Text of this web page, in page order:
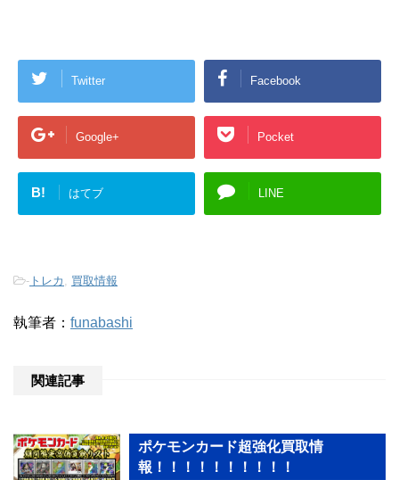
Twitter Facebook
Google+ Pocket
B! はてブ LINE
- トレカ 買取情報
執筆者： funabashi
関連記事
ポケモンカード超強化買取情
報！！！！！！！！！！